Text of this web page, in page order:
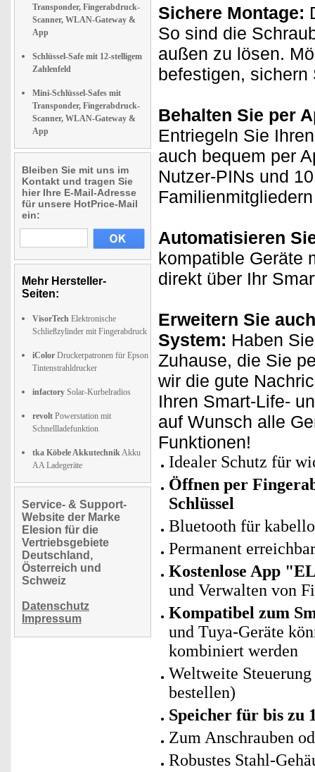
Transponder, Fingerabdruck-
Scanner, WLAN-Gateway &
App
Schlüssel-Safe mit 12-stelligem
Zahlenfeld
Mini-Schlüssel-Safes mit
Transponder, Fingerabdruck-
Scanner, WLAN-Gateway &
App
Bleiben Sie mit uns im
Kontakt und tragen Sie
hier Ihre E-Mail-Adresse
für unsere HotPrice-Mail
ein:
Mehr Hersteller-
Seiten:
VisorTech Elektronische
Schließzylinder mit Fingerabdruck
iColor Druckerpatronen für Epson
Tintenstrahldrucker
infactory Solar-Kurbelradios
revolt Powerstation mit
Schnellladefunktion
tka Köbele AkkutechnikAkku
AA Ladegeräte
Service- & Support-
Website der Marke
Elesion für die
Vertriebsgebiete
Deutschland,
Österreich und
Schweiz
Datenschutz
Impressum
Sichere Montage:
So sind die
außen zu lösen.
befestigen,
Behalten Sie per
Entriegeln Sie
auch bequem per
Nutzer-PINs und
Automatisieren
kompatible Geräte
direkt über Ihr
Erweitern Sie
System: Haben
Zuhause, die Sie
wir die gute
Ihren Smart-Life-
auf Wunsch alle
Funktionen!
Idealer Schutz für
Öffnen per
Schlüssel
Bluetooth für
Permanent
Kostenlose App
und Verwalten von
Kompatibel zum
und Tuya-Geräte
kombiniert werden
Weltweite
bestellen)
Speicher für bis zu
Zum Anschrauben
Robustes Stahl-